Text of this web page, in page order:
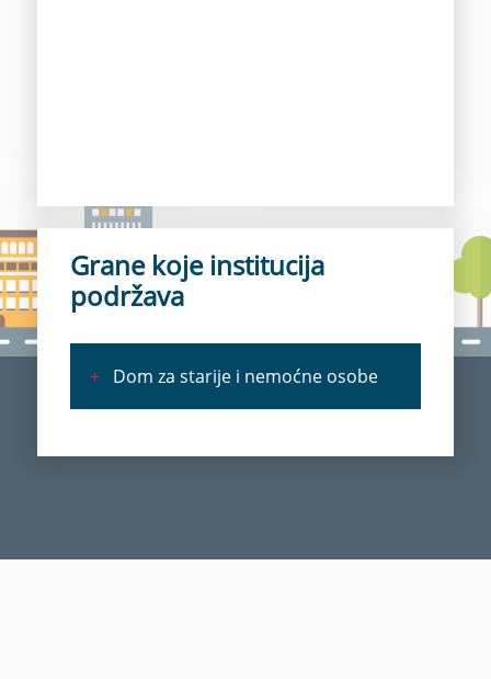
Grane koje institucija
podržava
+ Dom za starije i nemoćne osobe